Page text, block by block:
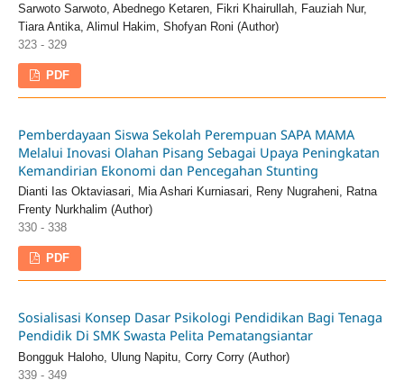
Sarwoto Sarwoto, Abednego Ketaren, Fikri Khairullah, Fauziah Nur,
Tiara Antika, Alimul Hakim, Shofyan Roni (Author)
323 - 329
PDF
Pemberdayaan Siswa Sekolah Perempuan SAPA MAMA
Melalui Inovasi Olahan Pisang Sebagai Upaya Peningkatan
Kemandirian Ekonomi dan Pencegahan Stunting
Dianti Ias Oktaviasari, Mia Ashari Kurniasari, Reny Nugraheni, Ratna
Frenty Nurkhalim (Author)
330 - 338
PDF
Sosialisasi Konsep Dasar Psikologi Pendidikan Bagi Tenaga
Pendidik Di SMK Swasta Pelita Pematangsiantar
Bongguk Haloho, Ulung Napitu, Corry Corry (Author)
339 - 349